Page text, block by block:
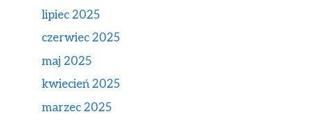
lipiec 2025
czerwiec 2025
maj 2025
kwiecień 2025
marzec 2025